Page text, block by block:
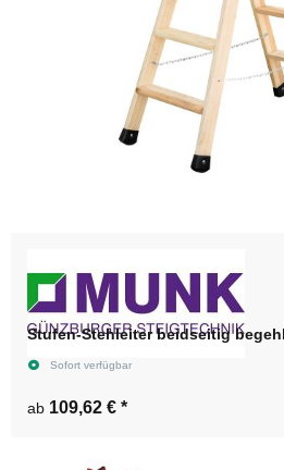
Stufen-Stehleiter beidseitig
Sofort verfügbar
ab 109,62 € *